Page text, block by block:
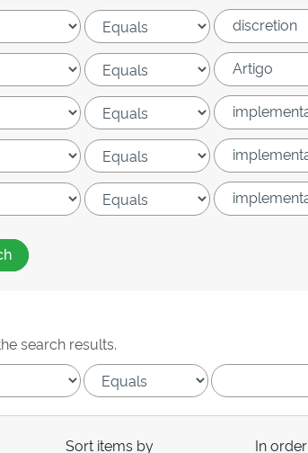
search results.
Sort items by In order